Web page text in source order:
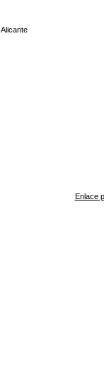
Alicante
Enlace